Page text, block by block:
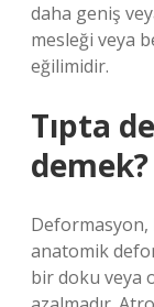
daha geniş
mesleği veya
eğilimidir.
Tıpta
demek?
Deformasyon,
anatomik
bir doku veya